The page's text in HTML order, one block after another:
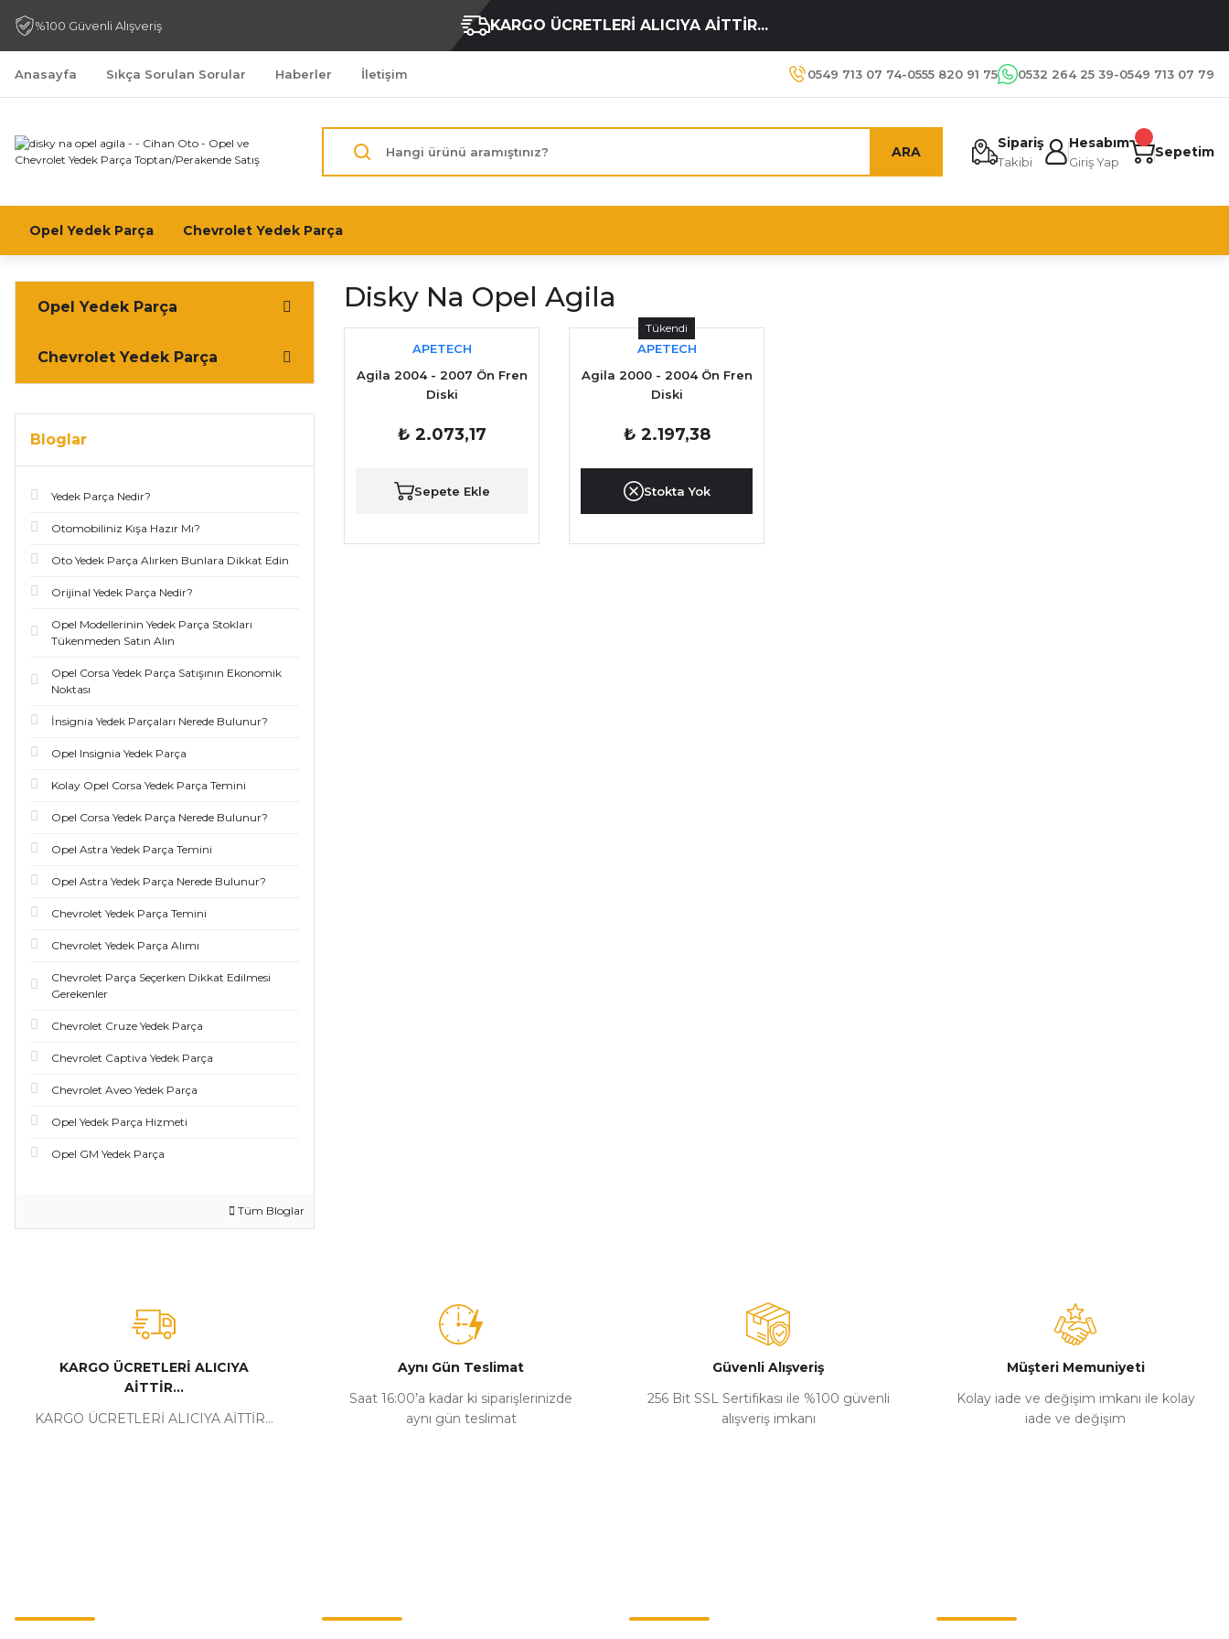
%100 Güvenli Alışveriş KARGO ÜCRETLERİ ALICIYA AİTTİR...
Anasayfa Sıkça Sorulan Sorular Haberler İletişim 0549 713 07 74-0555 820 91 75 0532 264 25 39-0549 713 07 79
ARA
Sipariş
Takibi
Hesabım
Giriş Yap
Sepetim
Opel Yedek Parça Chevrolet Yedek Parça
Opel Yedek Parça
Chevrolet Yedek Parça
Bloglar
Yedek Parça Nedir?
Otomobiliniz Kışa Hazır Mı?
Oto Yedek Parça Alırken Bunlara Dikkat Edin
Orijinal Yedek Parça Nedir?
Opel Modellerinin Yedek Parça Stokları
Tükenmeden Satın Alın
Opel Corsa Yedek Parça Satışının Ekonomik
Noktası
İnsignia Yedek Parçaları Nerede Bulunur?
Opel Insignia Yedek Parça
Kolay Opel Corsa Yedek Parça Temini
Opel Corsa Yedek Parça Nerede Bulunur?
Opel Astra Yedek Parça Temini
Opel Astra Yedek Parça Nerede Bulunur?
Chevrolet Yedek Parça Temini
Chevrolet Yedek Parça Alımı
Chevrolet Parça Seçerken Dikkat Edilmesi
Gerekenler
Chevrolet Cruze Yedek Parça
Chevrolet Captiva Yedek Parça
Chevrolet Aveo Yedek Parça
Opel Yedek Parça Hizmeti
Opel GM Yedek Parça
Tüm Bloglar
Disky Na Opel Agila
APETECH
Agila 2004 - 2007 Ön Fren
Diski
₺ 2.073,17
Sepete Ekle
Tükendi
APETECH
Agila 2000 - 2004 Ön Fren
Diski
₺ 2.197,38
Stokta Yok
KARGO ÜCRETLERİ ALICIYA
AİTTİR...
KARGO ÜCRETLERİ ALICIYA AİTTİR...
Aynı Gün Teslimat
Saat 16:00’a kadar ki siparişlerinizde
aynı gün teslimat
Güvenli Alışveriş
256 Bit SSL Sertifikası ile %100 güvenli
alışveriş imkanı
Müşteri Memuniyeti
Kolay iade ve değişim imkanı ile kolay
iade ve değişim